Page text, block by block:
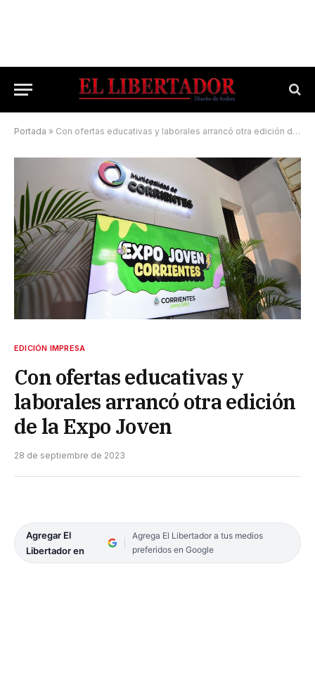
Portada » Con ofertas educativas y laborales arrancó otra edición de la Expo Joven
EDICIÓN IMPRESA
Con ofertas educativas y
laborales arrancó otra edición
de la Expo Joven
28 de septiembre de 2023
Agregar El
Libertador en
Agrega El Libertador a tus medios
preferidos en Google